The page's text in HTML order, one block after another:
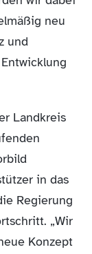
neu
und
Landkreis
in das
Regierung
„Wir
Konzept